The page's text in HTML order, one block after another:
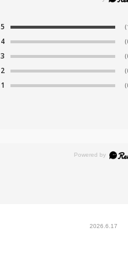
5
4
3
2
1
2026.6.17